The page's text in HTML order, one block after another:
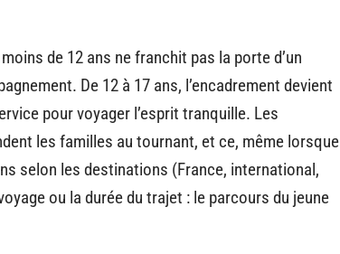
de 12 ans ne franchit pas la porte d’un
De 12 à 17 ans, l’encadrement devient
pour voyager l’esprit tranquille. Les
les familles au tournant, et ce, même lorsque
selon les destinations (France, international,
ou la durée du trajet : le parcours du jeune